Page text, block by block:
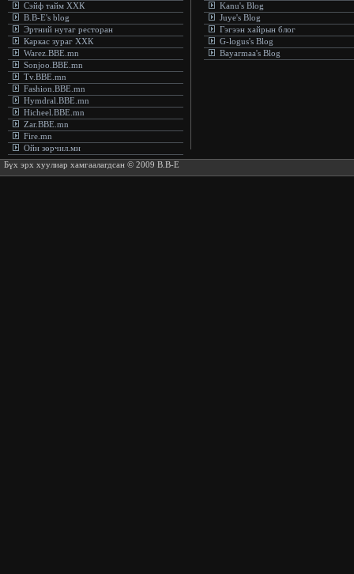
Сэйф тайм ХХК
B.B-E's blog
Эртний нутаг ресторан
Каркас зураг ХХК
Warez.BBE.mn
Sonjoo.BBE.mn
Tv.BBE.mn
Fashion.BBE.mn
Hymdral.BBE.mn
Hicheel.BBE.mn
Zar.BBE.mn
Fire.mn
Ойн зөрчил.мн
Kanu's Blog
Juye's Blog
Гэгээн хайрын блог
G-logus's Blog
Bayarmaa's Blog
Бүх эрх хуулиар хамгаалагдсан © 2009 B.B-E